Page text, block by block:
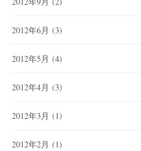
2012年6月 (3)
2012年5月 (4)
2012年4月 (3)
2012年3月 (1)
2012年2月 (1)